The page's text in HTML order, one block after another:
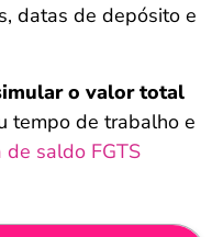
datas de depósito e
o valor total
tempo de trabalho e
de saldo FGTS